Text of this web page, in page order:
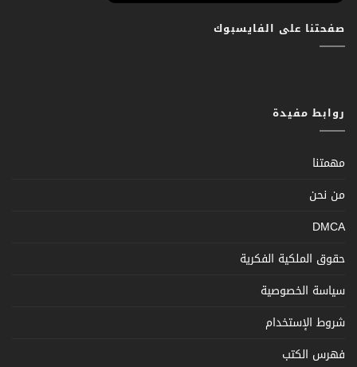
صفحتنا على الفايسبوك
روابط مفيدة
مهمتنا
من نحن
DMCA
حقوق الملكية الفكرية
سياسة الخصوصية
شروط الإستخدام
فهرس الكتب